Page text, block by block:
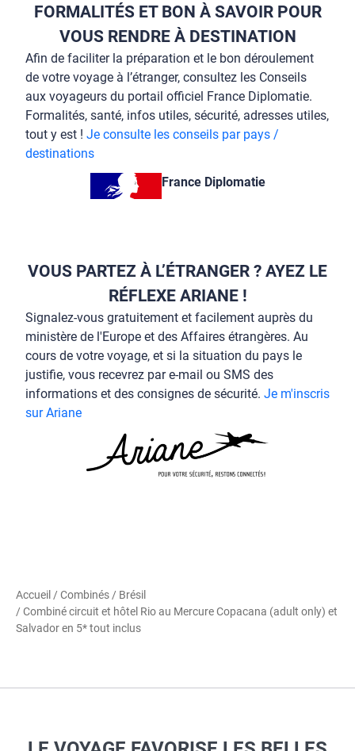
FORMALITÉS ET BON À SAVOIR POUR
VOUS RENDRE À DESTINATION
Afin de faciliter la préparation et le bon déroulement
de votre voyage à l’étranger, consultez les Conseils
aux voyageurs du portail officiel France Diplomatie.
Formalités, santé, infos utiles, sécurité, adresses utiles,
tout y est ! Je consulte les conseils par pays /
destinations
France Diplomatie
VOUS PARTEZ À L’ÉTRANGER ? AYEZ LE
RÉFLEXE ARIANE !
Signalez-vous gratuitement et facilement auprès du
ministère de l'Europe et des Affaires étrangères. Au
cours de votre voyage, et si la situation du pays le
justifie, vous recevrez par e-mail ou SMS des
informations et des consignes de sécurité. Je m'inscris
sur Ariane
Accueil /Combinés / Brésil
/ Combiné circuit et hôtel Rio au Mercure Copacana (adult only) et
Salvador en 5* tout inclus